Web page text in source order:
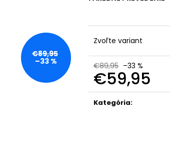
Zvoľte variant
€89,95 –33 %
€59,95
Jednotková
cena:
Kategória:
€89,95
–33 %